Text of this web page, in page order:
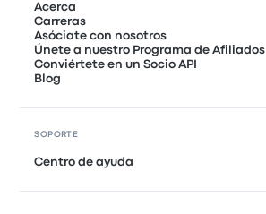
Acerca
Carreras
Asóciate con nosotros
Únete a nuestro Programa de Afiliados
Conviértete en un Socio API
Blog
SOPORTE
Centro de ayuda